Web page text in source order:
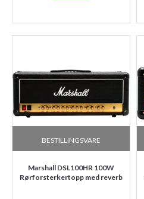
BESTILLINGSVARE
Marshall DSL100HR 100W
Rørforsterkertopp med reverb